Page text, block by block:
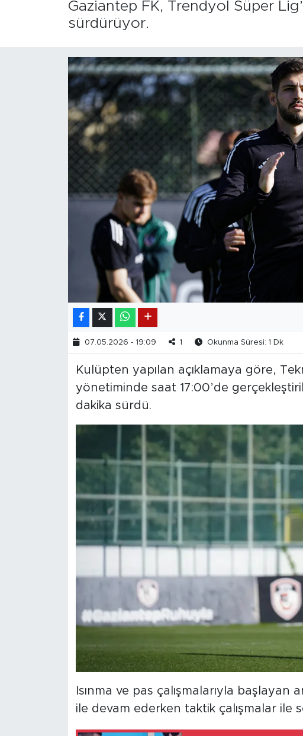
Gaziantep FK, Trendyol Süper
sürdürüyor.
07.05.2026 - 19:09 1 Okunma Süresi: 1 Dk
Kulüpten yapılan açıklamaya göre,
yönetiminde saat 17:00’de
dakika sürdü.
Isınma ve pas çalışmalarıyla başlayan
ile devam ederken taktik çalışmalar ile